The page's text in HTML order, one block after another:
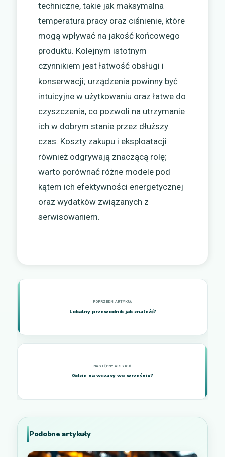
techniczne, takie jak maksymalna
temperatura pracy oraz ciśnienie, które
mogą wpływać na jakość końcowego
produktu. Kolejnym istotnym
czynnikiem jest łatwość obsługi i
konserwacji; urządzenia powinny być
intuicyjne w użytkowaniu oraz łatwe do
czyszczenia, co pozwoli na utrzymanie
ich w dobrym stanie przez dłuższy
czas. Koszty zakupu i eksploatacji
również odgrywają znaczącą rolę;
warto porównać różne modele pod
kątem ich efektywności energetycznej
oraz wydatków związanych z
serwisowaniem.
Lokalny przewodnik jak znaleźć?
Gdzie na wczasy we wrześniu?
Podobne artykuły